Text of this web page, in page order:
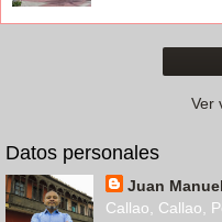
Ver
Datos personales
Juan
Callao, Callao,